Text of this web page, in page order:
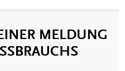
MELDUNG